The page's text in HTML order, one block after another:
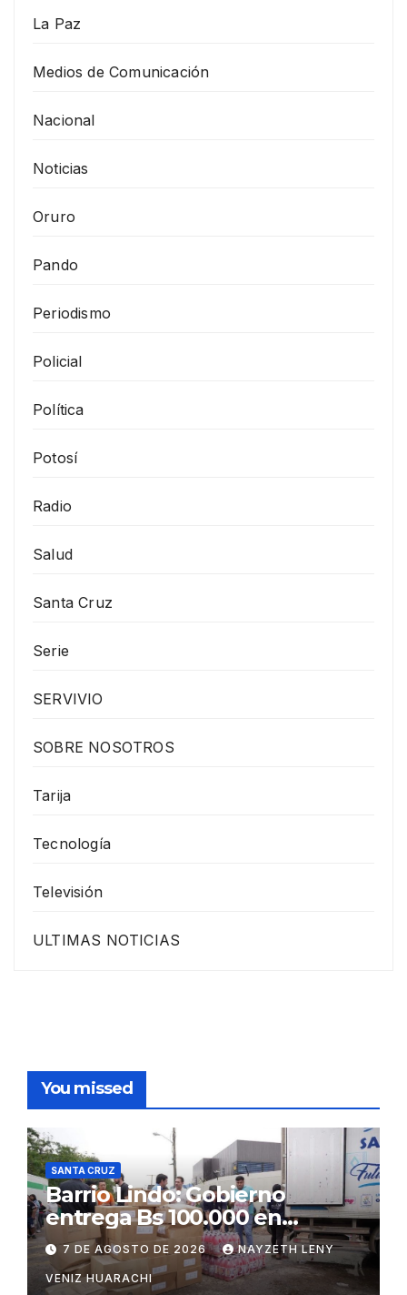
La Paz
Medios de Comunicación
Nacional
Noticias
Oruro
Pando
Periodismo
Policial
Política
Potosí
Radio
Salud
Santa Cruz
Serie
SERVIVIO
SOBRE NOSOTROS
Tarija
Tecnología
Televisión
ULTIMAS NOTICIAS
You missed
SANTA CRUZ
Barrio Lindo: Gobierno
entrega Bs 100.000 en
insumos para afectados
7 DE AGOSTO DE 2026 NAYZETH LENY
VENIZ HUARACHI